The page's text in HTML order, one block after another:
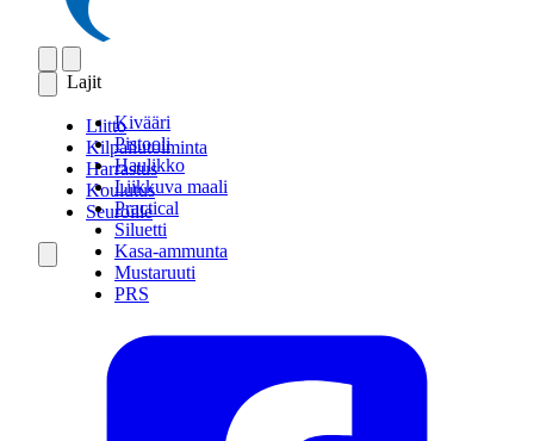
Lajit
Kivääri
Pistooli
Haulikko
Liikkuva maali
Practical
Siluetti
Kasa-ammunta
Mustaruuti
PRS
Liitto
Kilpailutoiminta
Harrastus
Koulutus
Seuroille